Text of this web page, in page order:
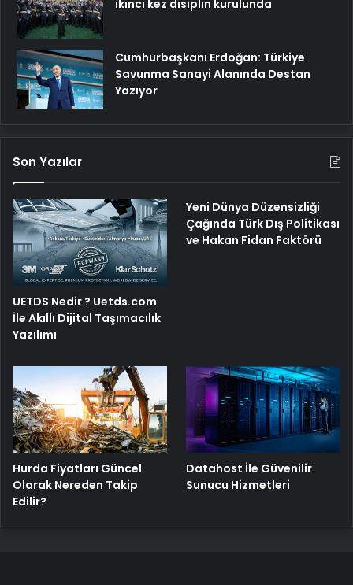
ikinci kez disiplin kurulunda
Cumhurbaşkanı Erdoğan: Türkiye
Savunma Sanayi Alanında Destan
Yazıyor
Son Yazılar
UETDS Nedir ? Uetds.com
İle Akıllı Dijital Taşımacılık
Yazılımı
Yeni Dünya Düzensizliği
Çağında Türk Dış Politikası
ve Hakan Fidan Faktörü
Hurda Fiyatları Güncel
Olarak Nereden Takip
Edilir?
Datahost İle Güvenilir
Sunucu Hizmetleri